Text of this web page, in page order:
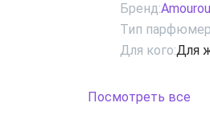
Rare создан для
пот контролем
балансировать "на
Бренд:
Тип
Для кого:Для
Посмотреть все